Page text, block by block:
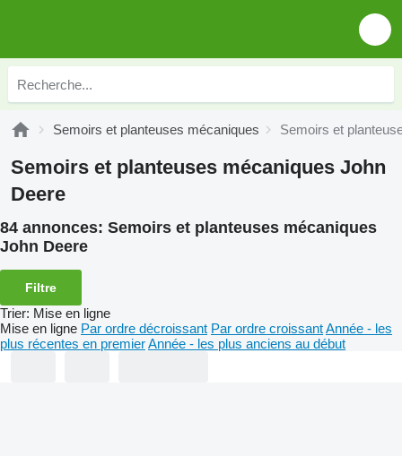
Semoirs et planteuses mécaniques Semoirs et
Semoirs et planteuses mécaniques John
Deere
84 annonces: Semoirs et planteuses mécaniques
John Deere
Filtre
Trier: Mise en ligne
Mise en ligne Par ordre décroissant Par ordre croissantAnnée - les
plus récentes en premierAnnée - les plus anciens au début